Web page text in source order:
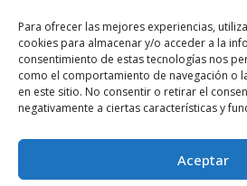
Para ofrecer las mejores experiencias,
cookies para almacenar y/o acceder a la
consentimiento de estas tecnologías nos
como el comportamiento de navegación o
en este sitio. No consentir o retirar el
negativamente a ciertas características y
Aceptar
QUIÉNES SOMOS CONTÁCTANOS
© 2026 CopyrightExperiencia